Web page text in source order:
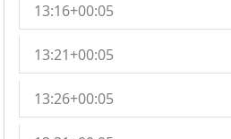
13:16+00:05
13:21+00:05
13:26+00:05